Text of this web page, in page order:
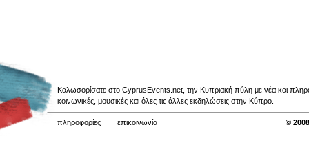
Καλωσορίσατε στο CyprusEvents.net, την Κυπριακή πύλη με νέα και
κοινωνικές, μουσικές και όλες τις άλλες εκδηλώσεις στην Κύπρο.
πληροφορίες επικοινωνία ©